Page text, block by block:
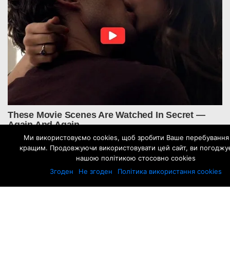
Ми використовуємо cookies, щоб зробити Ваше перебування
кращим. Продовжуючи використовувати цей сайт, ви
нашою політикою стосовно cookies
Згоден
Не згоден Політика використання cookies